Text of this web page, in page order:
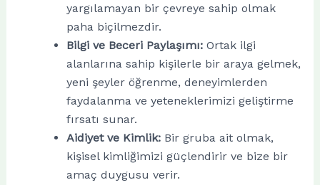
yargılamayan bir çevreye sahip olmak
paha biçilmezdir.
Bilgi ve Beceri Paylaşımı:Ortak ilgi
alanlarına sahip kişilerle bir araya gelmek,
yeni şeyler öğrenme, deneyimlerden
faydalanma ve yeteneklerimizi geliştirme
fırsatı sunar.
Aidiyet ve Kimlik:Bir gruba ait olmak,
kişisel kimliğimizi güçlendirir ve bize bir
amaç duygusu verir.